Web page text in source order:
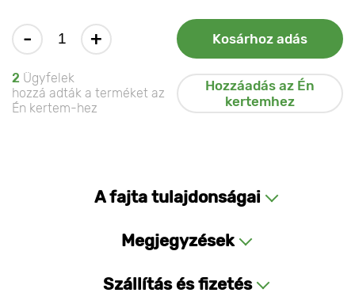
- + Kosárhoz adás
2 Ügyfelek
hozzá adták a terméket az
Én kertem-hez
Hozzáadás az Én
kertemhez
A fajta tulajdonságai
Megjegyzések
Szállítás és fizetés